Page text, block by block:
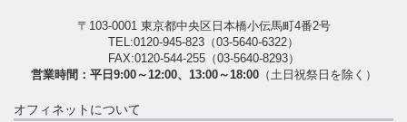
〒103-0001 東京都中央区日本橋小伝馬町4番2号
TEL:0120-945-823 （03-5640-6322）
FAX:0120-544-255（03-5640-8293）
営業時間：平日9:00～12:00、13:00～18:00（土日祝祭日を除く）
オフィネットについて